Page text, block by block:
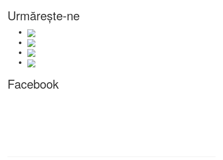
Urmăreşte-ne
Facebook